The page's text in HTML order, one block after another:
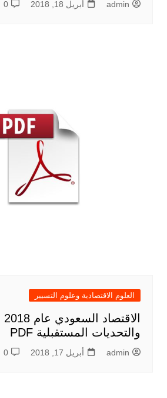
admin أبريل 18, 2018 0
العلوم الاقتصادية وعلوم التسيير
والتحديات المستقبلية PDF
admin أبريل 17, 2018 0